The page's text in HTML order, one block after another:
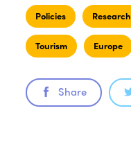
Policies Research
Tourism Europe
Share